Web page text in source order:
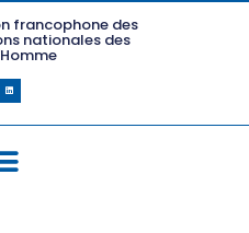
francophone des
nationales des